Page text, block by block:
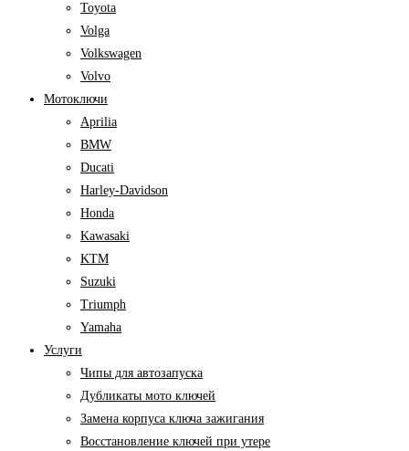
Toyota
Volga
Volkswagen
Volvo
Мотоключи
Aprilia
BMW
Ducati
Harley-Davidson
Honda
Kawasaki
KTM
Suzuki
Triumph
Yamaha
Услуги
Чипы для автозапуска
Дубликаты мото ключей
Замена корпуса ключа зажигания
Восстановление ключей при утере